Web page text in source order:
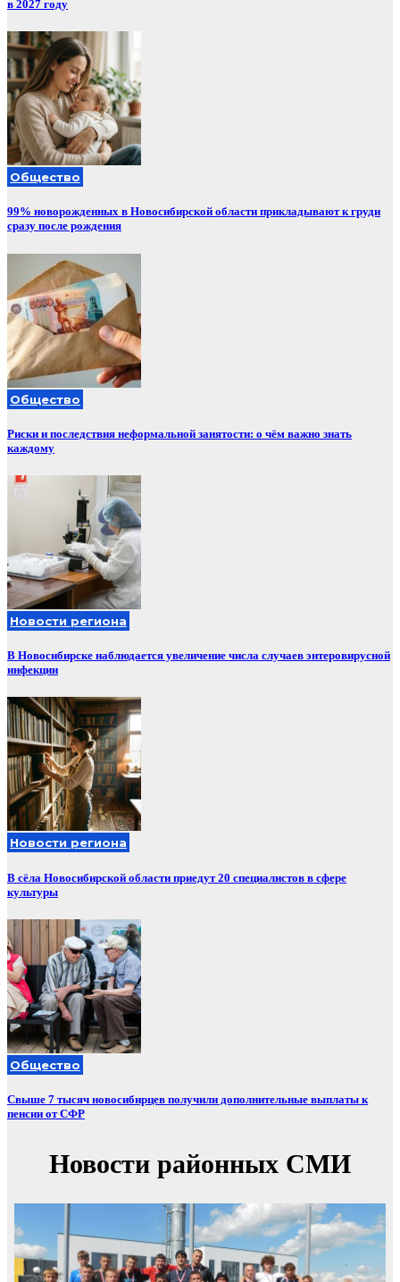
в 2027 году
Общество
99% новорожденных в Новосибирской области прикладывают к груди
сразу после рождения
Общество
Риски и последствия неформальной занятости: о чём важно знать
каждому
Новости региона
В Новосибирске наблюдается увеличение числа случаев энтеровирусной
инфекции
Новости региона
В сёла Новосибирской области приедут 20 специалистов в сфере
культуры
Общество
Свыше 7 тысяч новосибирцев получили дополнительные выплаты к
пенсии от СФР